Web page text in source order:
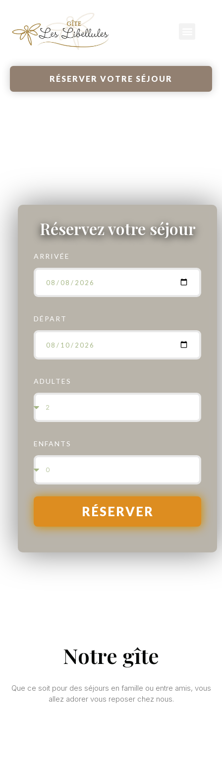
RÉSERVER VOTRE SÉJOUR
Réservez votre séjour
ARRIVÉE
DÉPART
ADULTES
ENFANTS
RÉSERVER
Notre gîte
Que ce soit pour des séjours en famille ou entre amis, vous
allez adorer vous reposer chez nous.